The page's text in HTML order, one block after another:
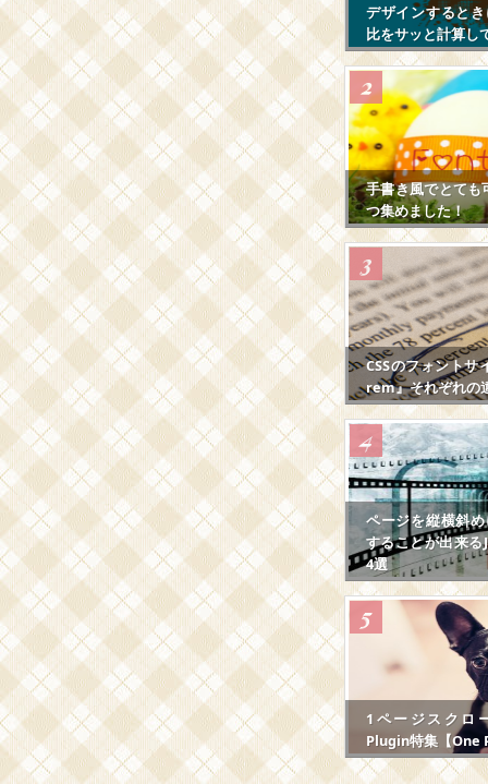
デザインすると
比をサッと計算し
手書き風でとても
つ集めました！
CSSのフォント
rem』それぞれの
ページを縦横斜
することが出来
4選
1ページスクロ
Plugin特集【One